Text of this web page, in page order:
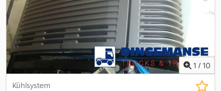
1 / 10
Kühlsystem